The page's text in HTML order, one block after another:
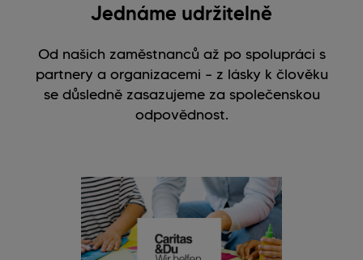
Jednáme udržitelně
Od našich zaměstnanců až po spolupráci s
partnery a organizacemi – z lásky k člověku
se důsledně zasazujeme za společenskou
odpovědnost.